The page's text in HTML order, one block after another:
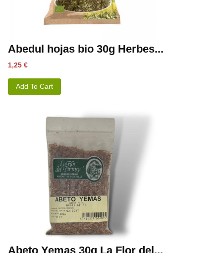
Abedul hojas bio 30g Herbes...
Precio
1,25 €
Add To Cart
Abeto Yemas 30g La Flor del...